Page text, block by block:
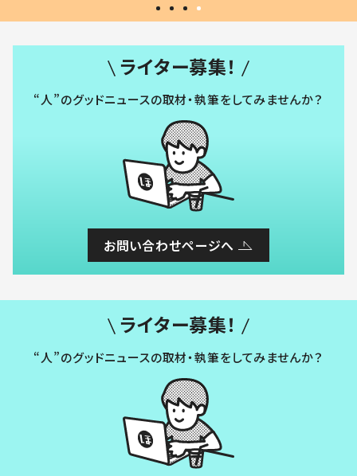
ライター募集！
“人”のグッドニュースの取材・執筆をしてみませんか？
お問い合わせページへ
ライター募集！
“人”のグッドニュースの取材・執筆をしてみませんか？